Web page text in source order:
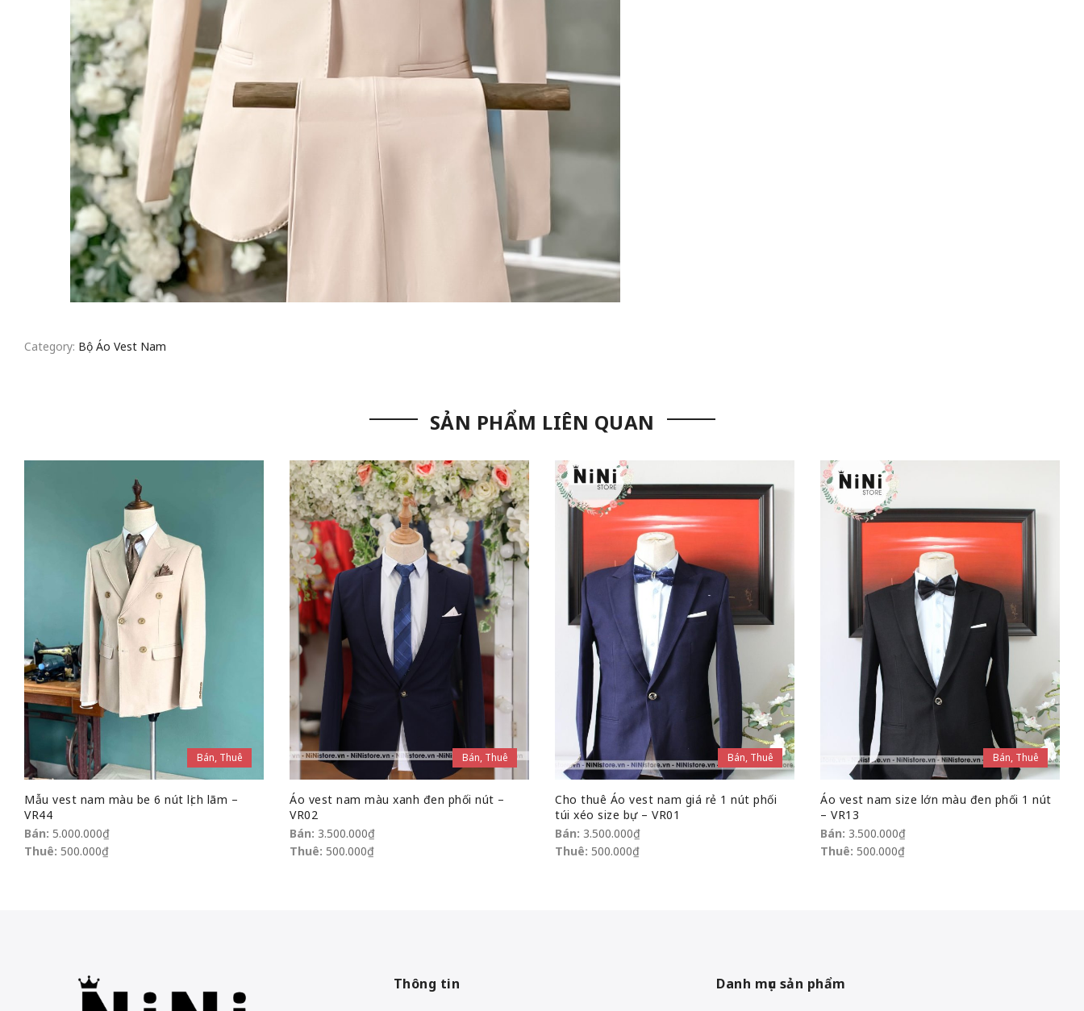
Category: Bộ Áo Vest Nam
SẢN PHẨM LIÊN QUAN
Bán, Thuê
Mẫu vest nam màu be 6 nút lịch lãm –
VR44
Bán: 5.000.000₫
Thuê: 500.000₫
Bán, Thuê
Áo vest nam màu xanh đen phối nút –
VR02
Bán: 3.500.000₫
Thuê: 500.000₫
Bán, Thuê
Cho thuê Áo vest nam giá rẻ 1 nút phối
túi xéo size bự – VR01
Bán: 3.500.000₫
Thuê: 500.000₫
Bán, Thuê
Áo vest nam size lớn màu đen phối 1 nút
– VR13
Bán: 3.500.000₫
Thuê: 500.000₫
Thông tin Danh mục sản phẩm